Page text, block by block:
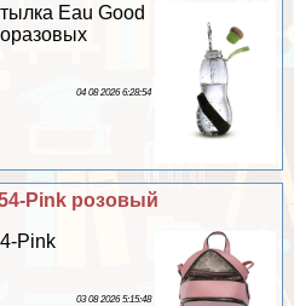
Eau Good
04 08 2026 6:28:54
Pink розовый
Pink
03 08 2026 5:15:48